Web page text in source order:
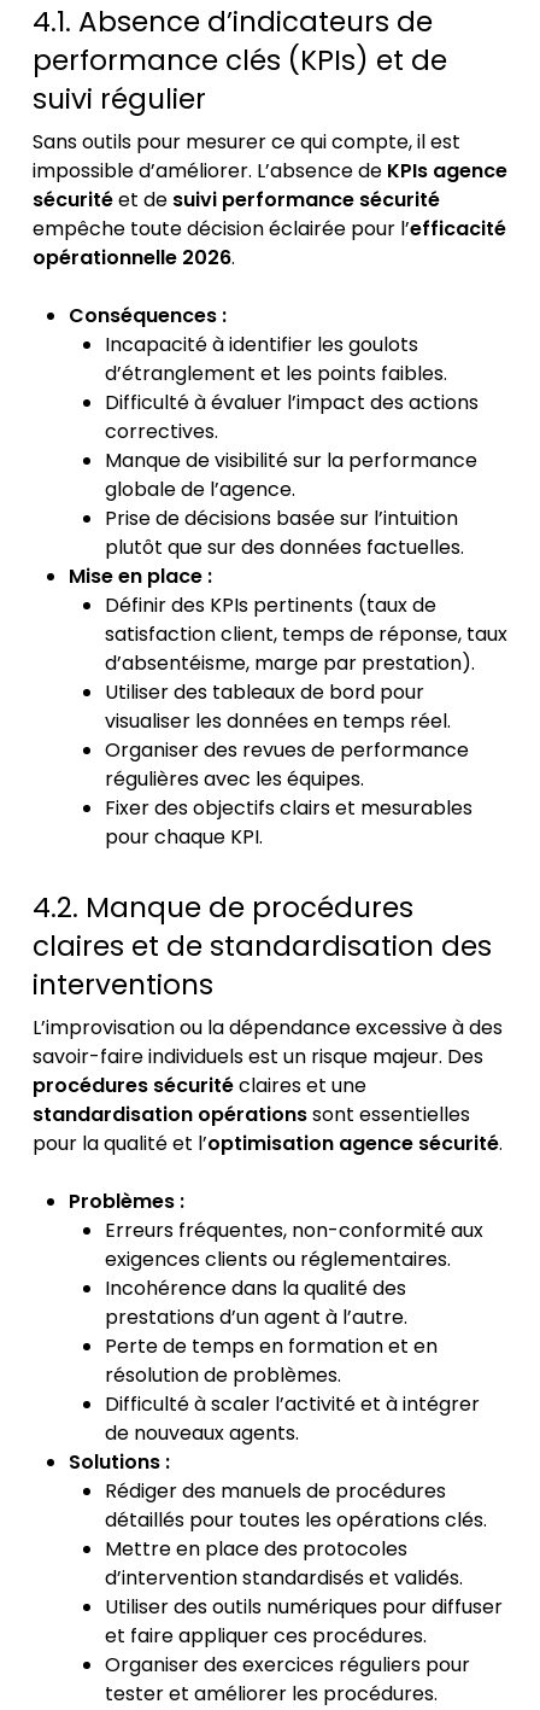
4.1. Absence d’indicateurs de
performance clés (KPIs) et de
suivi régulier
Sans outils pour mesurer ce qui compte, il est
impossible d’améliorer. L’absence de KPIs agence
sécuritéet de suivi performance sécurité
empêche toute décision éclairée pour l’efficacité
opérationnelle 2026.
Conséquences :
Incapacité à identifier les goulots
d’étranglement et les points faibles.
Difficulté à évaluer l’impact des actions
correctives.
Manque de visibilité sur la performance
globale de l’agence.
Prise de décisions basée sur l’intuition
plutôt que sur des données factuelles.
Mise en place :
Définir des KPIs pertinents (taux de
satisfaction client, temps de réponse, taux
d’absentéisme, marge par prestation).
Utiliser des tableaux de bord pour
visualiser les données en temps réel.
Organiser des revues de performance
régulières avec les équipes.
Fixer des objectifs clairs et mesurables
pour chaque KPI.
4.2. Manque de procédures
claires et de standardisation des
interventions
L’improvisation ou la dépendance excessive à des
savoir-faire individuels est un risque majeur. Des
procédures sécuritéclaires et une
standardisation opérationssont essentielles
pour la qualité et l’optimisation agence sécurité.
Problèmes :
Erreurs fréquentes, non-conformité aux
exigences clients ou réglementaires.
Incohérence dans la qualité des
prestations d’un agent à l’autre.
Perte de temps en formation et en
résolution de problèmes.
Difficulté à scaler l’activité et à intégrer
de nouveaux agents.
Solutions :
Rédiger des manuels de procédures
détaillés pour toutes les opérations clés.
Mettre en place des protocoles
d’intervention standardisés et validés.
Utiliser des outils numériques pour diffuser
et faire appliquer ces procédures.
Organiser des exercices réguliers pour
tester et améliorer les procédures.